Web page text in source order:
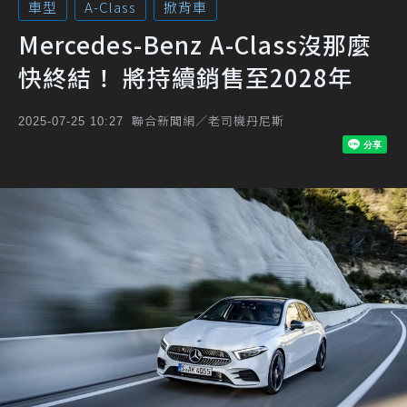
車型 A-Class 掀背車
Mercedes-Benz A-Class沒那麼
快終結！ 將持續銷售至2028年
2025-07-25 10:27 聯合新聞網／老司機丹尼斯